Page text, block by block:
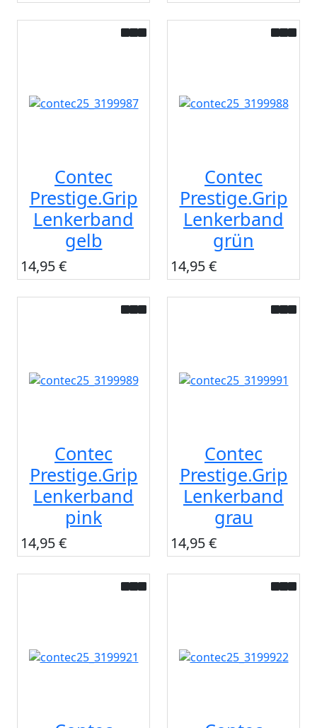
Contec
Prestige.Grip
Lenkerband
gelb
14,95 €
Contec
Prestige.Grip
Lenkerband
grün
14,95 €
Contec
Prestige.Grip
Lenkerband
pink
14,95 €
Contec
Prestige.Grip
Lenkerband
grau
14,95 €